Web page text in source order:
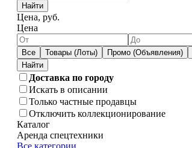
Найти
Цена, руб.
Цена
Все Товары (Лоты) Промо (Объявления)
Доставка по городу
Искать в описании
Только частные продавцы
Отключить коллекционирование
Каталог
Аренда спецтехники
Все категории